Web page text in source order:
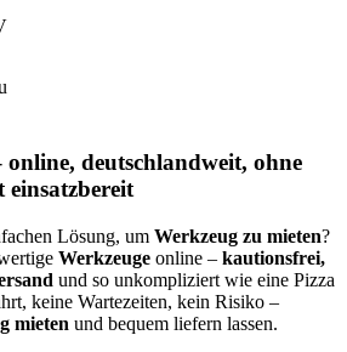
online, deutschlandweit, ohne
Lösung, um Werkzeug zu mieten?
Werkzeuge online – kautionsfrei,
und so unkompliziert wie eine Pizza
keine Wartezeiten, kein Risiko –
mieten und bequem liefern lassen.